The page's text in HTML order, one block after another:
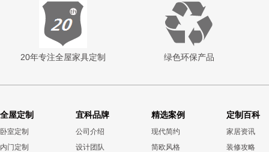
20年专注全屋家具定制 绿色环保产品
全屋定制
卧室定制
内门定制
宜科品牌
公司介绍
设计团队
精选案例
现代简约
简欧风格
定制百科
家居资讯
装修攻略